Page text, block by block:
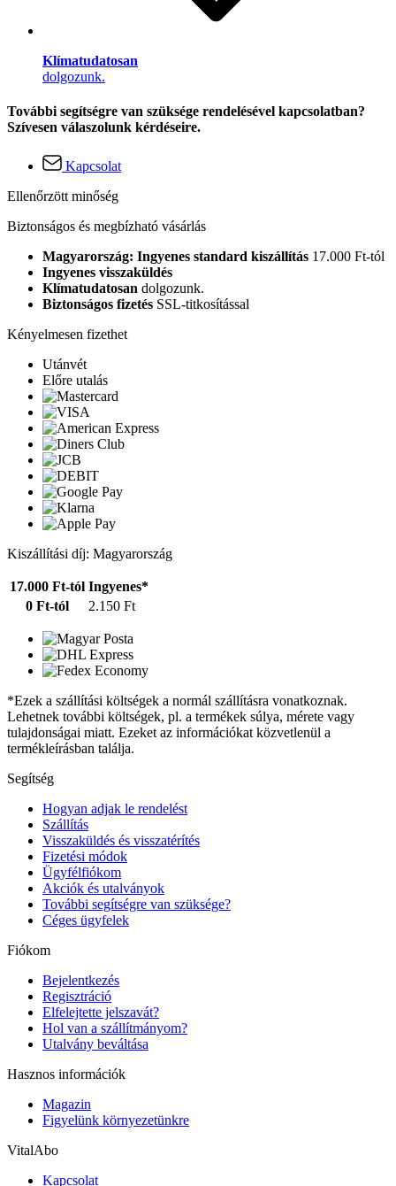
Klímatudatosan
dolgozunk.
További segítségre van szüksége rendelésével kapcsolatban?
Szívesen válaszolunk kérdéseire.
Kapcsolat
Ellenőrzött minőség
Biztonságos és megbízható vásárlás
Magyarország: Ingyenes standard kiszállítás 17.000 Ft-tól
Ingyenes visszaküldés
Klímatudatosan dolgozunk.
Biztonságos fizetés SSL-titkosítással
Kényelmesen fizethet
Utánvét
Előre utalás
Kiszállítási díj: Magyarország
17.000 Ft-tól Ingyenes*
0 Ft-tól
2.150 Ft
*Ezek a szállítási költségek a normál szállításra vonatkoznak.
Lehetnek további költségek, pl. a termékek súlya, mérete vagy
tulajdonságai miatt. Ezeket az információkat közvetlenül a
termékleírásban találja.
Segítség
Hogyan adjak le rendelést
Szállítás
Visszaküldés és visszatérítés
Fizetési módok
Ügyfélfiókom
Akciók és utalványok
További segítségre van szüksége?
Céges ügyfelek
Fiókom
Bejelentkezés
Regisztráció
Elfelejtette jelszavát?
Hol van a szállítmányom?
Utalvány beváltása
Hasznos információk
Magazin
Figyelünk környezetünkre
VitalAbo
Kapcsolat